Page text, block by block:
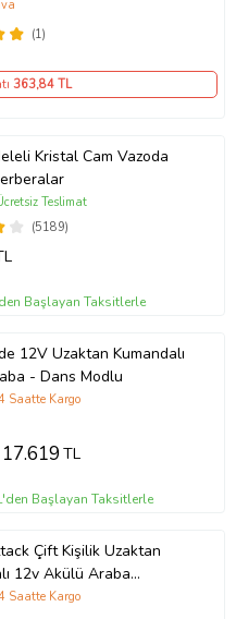
(1)
363,84 TL
Kristal Cam Vazoda
(5189)
Teslimat
Başlayan Taksitlerle
12V Uzaktan Kumandalı
- Dans Modlu
Saatte Kargo
17.619TL
Başlayan Taksitlerle
Çift Kişilik Uzaktan
12v Akülü Araba
Saatte Kargo